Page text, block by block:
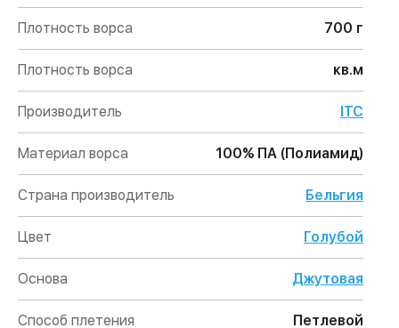
Плотность ворса 700 г
Плотность ворса кв.м
Производитель ITC
Материал ворса 100% ПА (Полиамид)
Страна производитель Бельгия
Цвет Голубой
Основа Джутовая
Способ плетения Петлевой